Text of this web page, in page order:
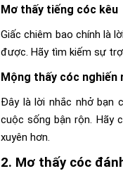
Mơ thấy tiếng cóc kêu
Giấc chiêm bao chính là
được. Hãy tìm kiếm sự
Mộng thấy cóc nghiến
Đây là lời nhắc nhở bạn
cuộc sống bận rộn. Hãy
xuyên hơn.
2. Mơ thấy cóc